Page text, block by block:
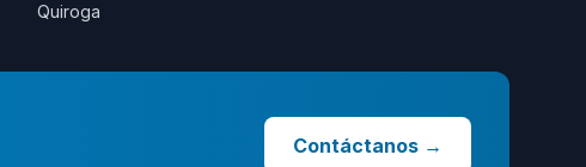
Quiroga
Contáctanos →